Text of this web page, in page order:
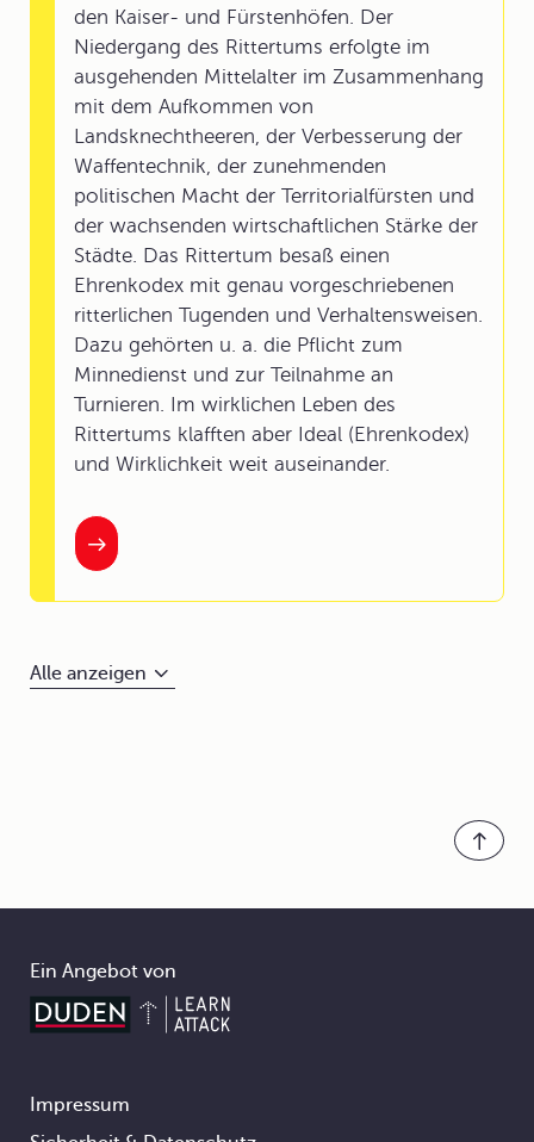
den Kaiser- und Fürstenhöfen. Der
Niedergang des Rittertums erfolgte im
ausgehenden Mittelalter im Zusammenhang
mit dem Aufkommen von
Landsknechtheeren, der Verbesserung der
Waffentechnik, der zunehmenden
politischen Macht der Territorialfürsten und
der wachsenden wirtschaftlichen Stärke der
Städte. Das Rittertum besaß einen
Ehrenkodex mit genau vorgeschriebenen
ritterlichen Tugenden und Verhaltensweisen.
Dazu gehörten u. a. die Pflicht zum
Minnedienst und zur Teilnahme an
Turnieren. Im wirklichen Leben des
Rittertums klafften aber Ideal (Ehrenkodex)
und Wirklichkeit weit auseinander.
Alle anzeigen
Ein Angebot von
Footer
Impressum